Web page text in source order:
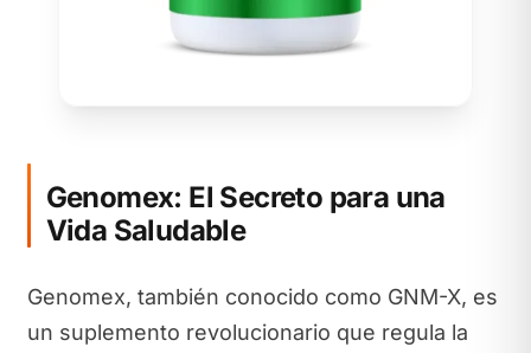
Genomex: El Secreto para una
Vida Saludable
Genomex, también conocido como GNM-X, es
un suplemento revolucionario que regula la